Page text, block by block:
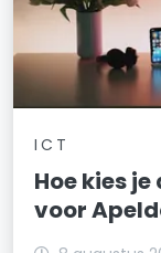
ICT
Hoe kies
voor